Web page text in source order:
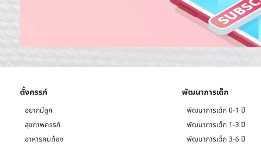
ตั้งครรภ์
อยากมีลูก
สุขภาพครรภ์
อาหารคนท้อง
พัฒนาการเด็ก
พัฒนาการเด็ก 0-1 ปี
พัฒนาการเด็ก 1-3 ปี
พัฒนาการเด็ก 3-6 ปี